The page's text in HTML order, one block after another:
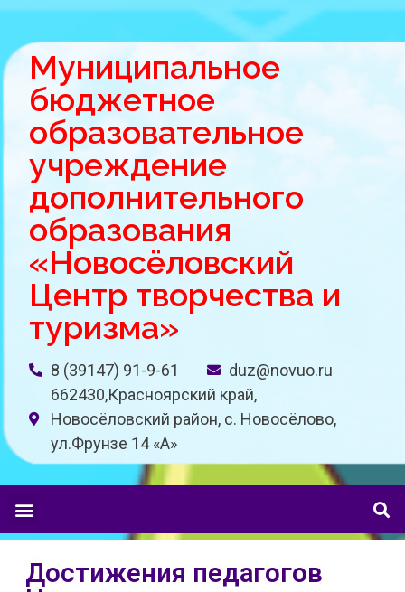
Муниципальное
бюджетное
образовательное
учреждение
дополнительного
образования
«Новосёловский
Центр творчества и
туризма»
8 (39147) 91-9-61
duz@novuo.ru
662430,Красноярский край,
Новосёловский район, с. Новосёлово,
ул.Фрунзе 14 «A»
Достижения педагогов